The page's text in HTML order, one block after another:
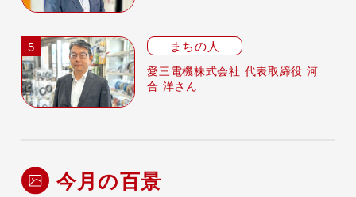
まちの人
愛三電機株式会社 代表取締役 河
合 洋さん
今月の百景